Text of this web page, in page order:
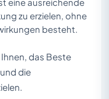
zu erzielen, ohne
besteht.
das Beste
die